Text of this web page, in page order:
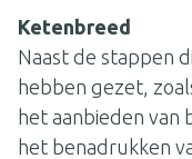
Ketenbreed
Naast de stappen
hebben gezet,
het aanbieden van
het benadrukken